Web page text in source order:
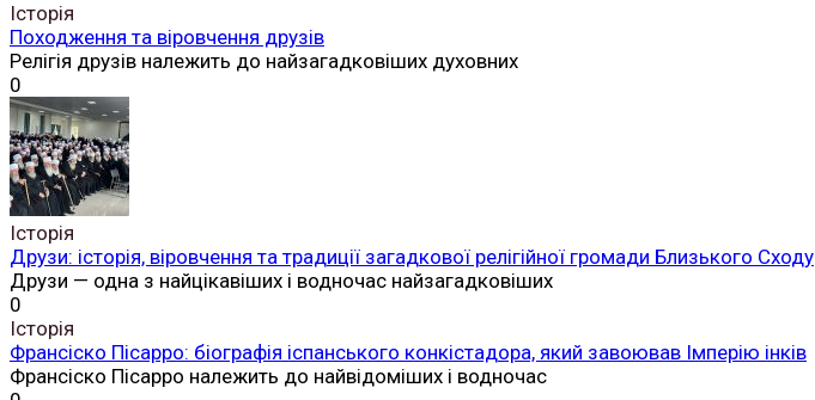
Історія
Походження та віровчення друзів
Релігія друзів належить до найзагадковіших духовних
0
Історія
Друзи: історія, віровчення та традиції загадкової релігійної громади Близького Сходу
Друзи — одна з найцікавіших і водночас найзагадковіших
0
Історія
Франсіско Пісарро: біографія іспанського конкістадора, який завоював Імперію інків
Франсіско Пісарро належить до найвідоміших і водночас